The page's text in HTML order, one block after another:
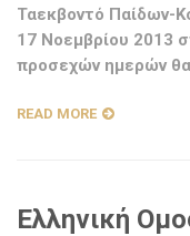
Ταεκβοντό Παίδων-
17 Νοεμβρίου 2013
προσεχών ημερών θα
READ MORE
Ελληνική